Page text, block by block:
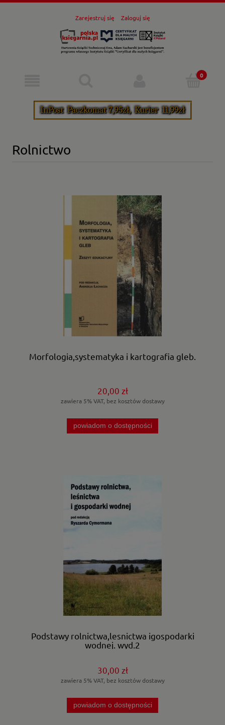
Zarejestruj się Zaloguj się
Rolnictwo
Morfologia,systematyka i kartografia gleb.
20,00 zł
zawiera 5% VAT, bez kosztów dostawy
powiadom o dostępności
Podstawy rolnictwa,lesnictwa igospodarki
wodnej. wyd.2
30,00 zł
zawiera 5% VAT, bez kosztów dostawy
powiadom o dostępności